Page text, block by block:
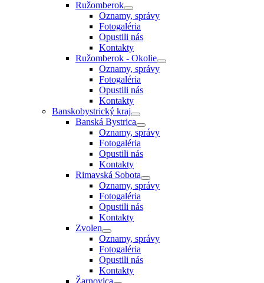
Ružomberok
Oznamy, správy
Fotogaléria
Opustili nás
Kontakty
Ružomberok - Okolie
Oznamy, správy
Fotogaléria
Opustili nás
Kontakty
Banskobystrický kraj
Banská Bystrica
Oznamy, správy
Fotogaléria
Opustili nás
Kontakty
Rimavská Sobota
Oznamy, správy
Fotogaléria
Opustili nás
Kontakty
Zvolen
Oznamy, správy
Fotogaléria
Opustili nás
Kontakty
Žarnovica